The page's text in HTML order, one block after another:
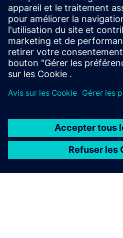
Digiwatt Building is a cloud-
NILM to monitor, analyze, and
buildings – cutting waste,
ESG goals.
En savoir plus